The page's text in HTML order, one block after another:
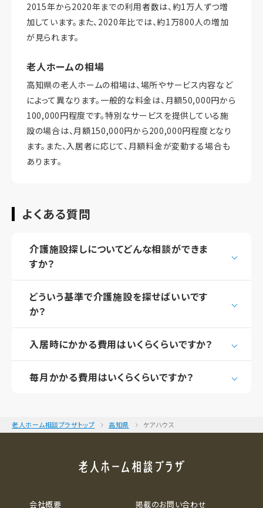
2015年から2020年までの利用者数は、約1万人ずつ増
加しています。また、2020年比では、約1万800人の増加
が見られます。
老人ホームの相場
高知県の老人ホームの相場は、場所やサービス内容など
によって異なります。一般的な料金は、月額50,000円から
100,000円程度です。特別なサービスを提供している施
設の場合は、月額150,000円から200,000円程度となり
ます。また、入居者に応じて、月額料金が変動する場合も
あります。
よくある質問
介護施設探しについてどんな相談ができま
すか？
どういう基準で介護施設を探せばいいです
か？
入居時にかかる費用はいくらくらいですか？
毎月かかる費用はいくらくらいですか？
老人ホーム相談プラザトップ 高知県 ケアハウス
会社概要 掲載のお問い合わせ